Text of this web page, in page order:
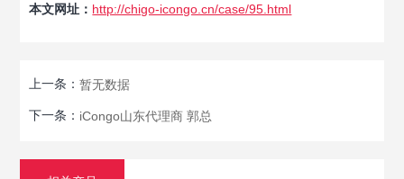
本文网址： http://chigo-icongo.cn/case/95.html
上一条：暂无数据
下一条： iCongo山东代理商 郭总